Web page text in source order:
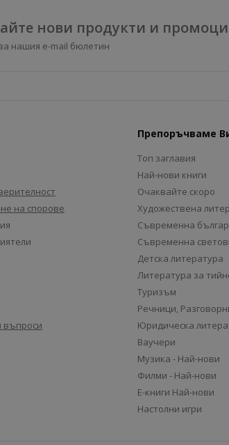
нови продукти и
нашия e-mail бюлетин
на спорове
въпроси
Препоръчваме
Топ заглавия
Най-нови книги
Очаквайте скоро
Художествена
Съвременна
Съвременна
Детска литература
Литература за
Туризъм
Речници,
Юридическа
Ваучери
Музика - Най-нови
Филми - Най-нови
Е-книги Най-нови
Настолни игри